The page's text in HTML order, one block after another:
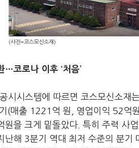
(사진=코스모신소재)
…코로나 이후 ‘처음’
시시스템에 따르면 코스모신소
(매출 1221억 원, 영업이익 52
원을 크게 밑돌았다. 특히 주력 사
난해 3분기 역대 최저 수준의 분기